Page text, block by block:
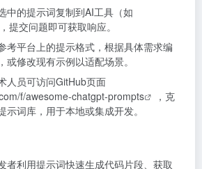
中的提示词复制到AI工具（如
提交问题即可获取响应。
考平台上的提示格式，根据具体需求编
或修改现有示例以适配场景。
人员可访问GitHub页面
f/awesome-chatgpt-prompts
，克
示词库，用于本地或集成开发。
者利用提示词快速生成代码片段、获取